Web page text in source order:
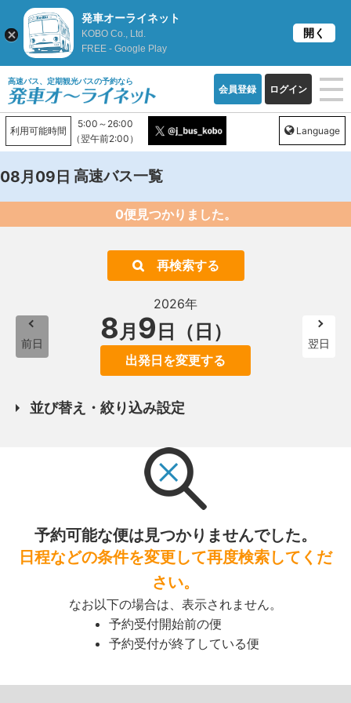
高速バス、定期観光バスの予約なら
会員登録 ログイン
利用可能時間
5:00～26:00
（翌午前2:00）
Language
08月09日 高速バス一覧
0便見つかりました。
再検索する
前日
2026年
8月 9 日（日）
出発日を変更する
翌日
並び替え・絞り込み設定
予約可能な便は見つかりませんでした。
日程などの条件を変更して再度検索してくだ
さい。
なお以下の場合は、表示されません。
予約受付開始前の便
予約受付が終了している便
発車オーライネット
KOBO Co., Ltd.
FREE - Google Play
開く